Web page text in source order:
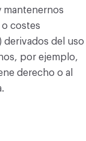
mantenernos
costes
derivados del uso
por ejemplo,
derecho o al